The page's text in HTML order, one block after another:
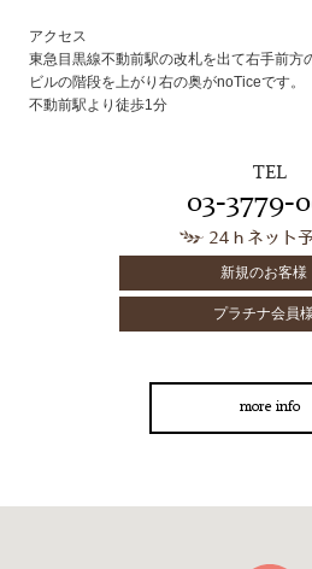
アクセス
東急目黒線不動前駅の改札を出て右手前方
ビルの階段を上がり右の奥がnoTiceです。
不動前駅より徒歩1分
TEL
03-3779-
24ｈネット
新規のお客様
プラチナ会員様
more info